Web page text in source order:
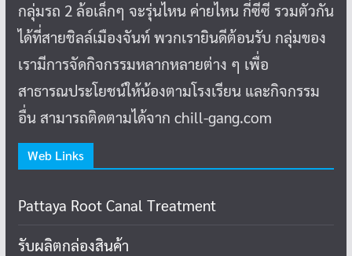
กลุ่มรถ 2 ล้อเล็กๆ จะรุ่นไหน ค่ายไหน กี่ซีซี รวมตัวกัน
ได้ที่สายชิลล์เมืองจันท์ พวกเรายินดีต้อนรับ กลุ่มของ
เรามีการจัดกิจกรรมหลากหลายต่าง ๆ เพื่อ
สาธารณประโยชน์ให้น้องตามโรงเรียน และกิจกรรม
อื่น สามารถติดตามได้จาก chill-gang.com
Web Links
Pattaya Root Canal Treatment
รับผลิตกล่องสินค้า